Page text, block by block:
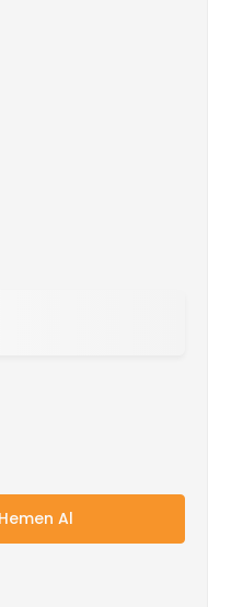
Hemen Al